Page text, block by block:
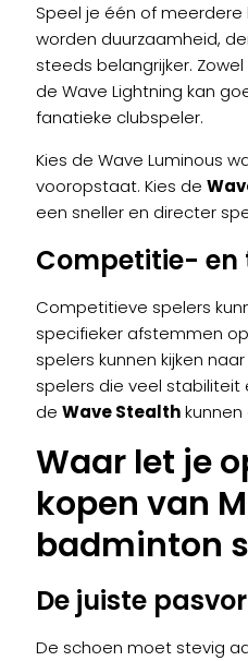
Speel je één of meerdere
worden duurzaamheid,
steeds belangrijker.
de Wave Lightning kan
fanatieke clubspeler.
Kies de Wave Luminous
vooropstaat. Kies de
een sneller en directer
Competitie- en
Competitieve spelers
specifieker afstemmen
spelers kunnen kijken
spelers die veel stabiliteit
de Wave Stealth
Waar let je
kopen van
badminton
De juiste
De schoen moet stevig